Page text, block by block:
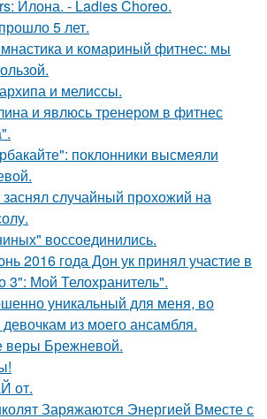
Илона. - Ladies Choreo.
5 лет.
и комариный фитнес: мы
и мелиссы.
и явлюсь тренером в фитнес
поклонники высмеяли
случайный прохожий на
воссоединились.
2016 года Дон ук принял участие в
3": Мой Телохранитель".
уникальный для меня, во
из моего ансамбля.
веры Брежневой.
от.
Заряжаются Энергией Вместе с